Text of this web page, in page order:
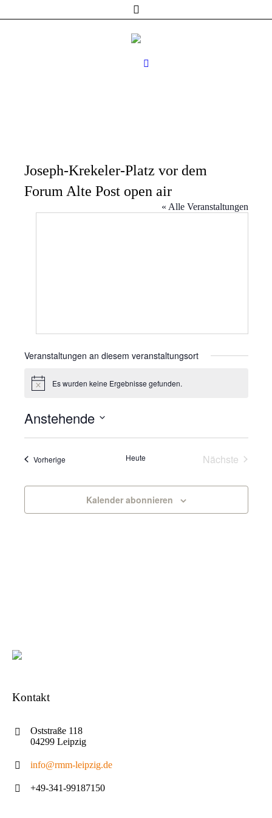
Joseph-Krekeler-Platz vor dem
Forum Alte Post open air
« Alle Veranstaltungen
Veranstaltungen an diesem veranstaltungsort
HinweisEs wurden keine Ergebnisse gefunden.
Anstehende
VorherigeVeranstaltungen Heute Nächste
Kalender abonnieren
Kontakt
Oststraße 118
04299 Leipzig
info@rmm-leipzig.de
+49-341-99187150